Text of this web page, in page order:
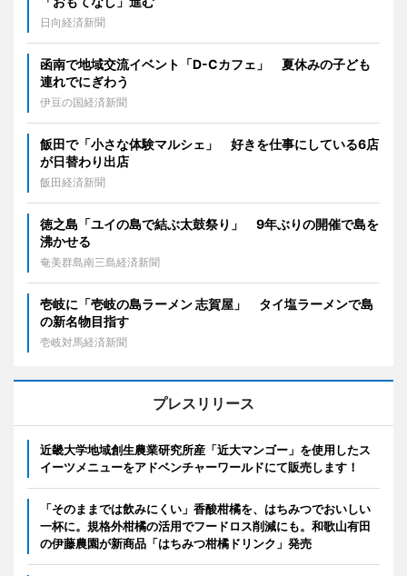
日向経済新聞
函南で地域交流イベント「D-Cカフェ」 夏休みの子ども
連れでにぎわう
伊豆の国経済新聞
飯田で「小さな体験マルシェ」 好きを仕事にしている6店
が日替わり出店
飯田経済新聞
徳之島「ユイの島で結ぶ太鼓祭り」 9年ぶりの開催で島を
沸かせる
奄美群島南三島経済新聞
壱岐に「壱岐の島ラーメン 志賀屋」 タイ塩ラーメンで島
の新名物目指す
壱岐対馬経済新聞
プレスリリース
近畿大学地域創生農業研究所産「近大マンゴー」を使用したス
イーツメニューをアドベンチャーワールドにて販売します！
「そのままでは飲みにくい」香酸柑橘を、はちみつでおいしい
一杯に。規格外柑橘の活用でフードロス削減にも。和歌山有田
の伊藤農園が新商品「はちみつ柑橘ドリンク」発売